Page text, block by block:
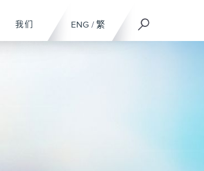
ENG / 繁
我们